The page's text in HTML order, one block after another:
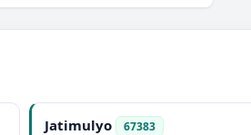
Jatimulyo 67383